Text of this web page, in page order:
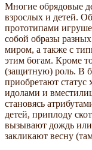
Многие обрядовые
взрослых и детей.
прототипами
собой образы
миром, а также с
этим богам. Кроме
(защитную) роль. В
приобретают статус
идолами и
становясь
детей, приплоду
вызывают дождь
закликают весну